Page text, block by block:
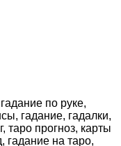
по руке,
гадание, гадалки,
таро прогноз, карты
гадание на таро,